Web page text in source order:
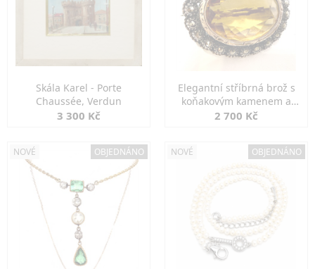
Skála Karel - Porte
Chaussée, Verdun
3 300 Kč
Elegantní stříbrná brož s
koňakovým kamenem a
markazity
2 700 Kč
NOVÉ OBJEDNÁNO NOVÉ OBJEDNÁNO